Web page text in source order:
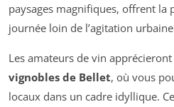
paysages magnifiques, offrent la
journée loin de l’agitation
Les amateurs de vin
vignobles de Bellet, où vous
locaux dans un cadre idyllique.